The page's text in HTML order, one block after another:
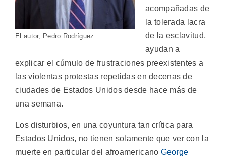
El autor, Pedro Rodríguez
acompañadas de
la tolerada lacra
de la esclavitud,
ayudan a
explicar el cúmulo de frustraciones preexistentes a
las violentas protestas repetidas en decenas de
ciudades de Estados Unidos desde hace más de
una semana.
Los disturbios, en una coyuntura tan crítica para
Estados Unidos, no tienen solamente que ver con la
muerte en particular del afroamericano George